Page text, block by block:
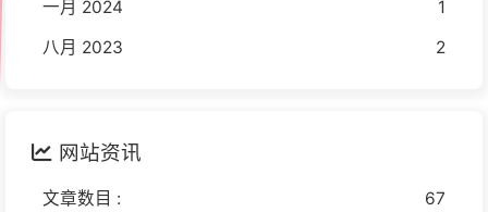
一月 2024
1
八月 2023
2
网站资讯
文章数目 : 67